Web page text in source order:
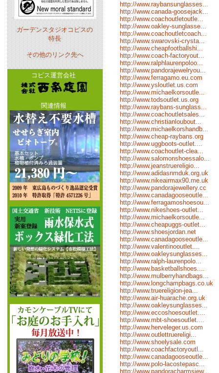
http://www.raybansunglasses...
http://www.canada-goosejack...
http://www.coachoutletoutle...
http://www.oakley-sunglasse...
http://www.coachoutletcoach...
http://www.swarovski-crysta...
http://www.cheapfootballshi...
http://www.coach-factoryout...
http://www.ralphlaurenpoloo...
http://www.pandorajewelryou...
http://www.ferragamo.eu.com
http://www.ysloutlet.us.com
http://www.michaelkorsoutle...
http://www.todsoutlet.us.org
http://www.raybans-sunglass...
http://www.coachoutletsales...
http://www.christianloubout...
http://www.michaelkorshandb...
http://www.cheap-raybans.org
http://www.uggboots-outlet....
http://www.coachoutlet-clea...
http://www.salomonshoessalo...
http://www.jeanstruereligio...
http://www.adidasnmduk.org.uk
http://www.nikeairmax90.me.uk
http://www.pandorajewellery.cc
http://www.canadagooseoutle...
http://www.ferragamoshoesou...
http://www.nikeshoes-outlet...
http://www.michaelkorsoutle...
http://www.cheapuggs-outlet...
http://www.shoesjordan.net
http://www.canadagooseoutle...
http://www.valentinooutlet....
http://www.oakleysunglasses...
http://www.ralph-laurenpolo...
http://www.basketballshoes....
http://www.mulberryhandbags...
http://www.longchampbags.co.uk
http://www.truereligion-jea...
http://www.air-huarache.org.uk
http://www.oakleysunglasses...
http://www.eccoshoesoutlet....
http://www.mbt-shoesoutlet....
http://www.herveleger.us.com
http://www.outlettruereligi...
http://www.shoelysale.com
http://www.coachfactoryoutl...
http://www.canadagooseoutle...
http://www.polo-lacostepasc...
http://www.pandoracharmsjew...
ガーデンスタジオコピスの
特長
その他のリンク先へ
コピス運営会社
関連情報